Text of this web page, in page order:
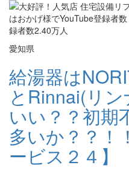
愛知県
給湯器は
とRinnai(リ
いい？？初期
多いか？？！
ービス２４】